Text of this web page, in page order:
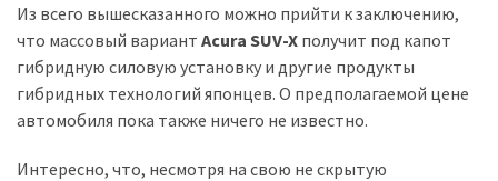
Из всего вышесказанного можно прийти к заключению,
что массовый вариант Acura SUV-X получит под капот
гибридную силовую установку и другие продукты
гибридных технологий японцев. О предполагаемой цене
автомобиля пока также ничего не известно.
Интересно, что, несмотря на свою не скрытую